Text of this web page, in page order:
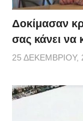
Δοκίμασαν
σας κάνει να
25 ΔΕΚΕΜΒΡΊΟΥ,